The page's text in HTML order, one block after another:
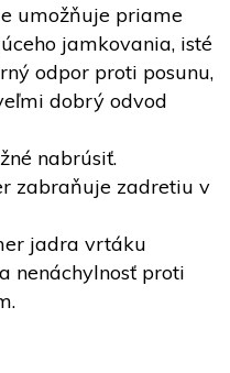
umožňuje priame
jamkovania, isté
odpor proti posunu,
dobrý odvod
nabrúsiť.
zabraňuje zadretiu v
jadra vrtáku
nenáchylnosť proti